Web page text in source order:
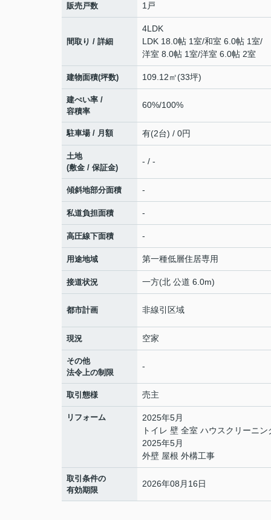
販売戸数 1戸
間取り / 詳細
4LDK
LDK 18.0帖 1室/和室 6.0帖 1室/
洋室 8.0帖 1室/洋室 6.0帖 2室
建物面積(坪数) 109.12㎡(33坪)
建ぺい率 /
容積率
60%/100%
駐車場 / 月額 有(2台) / 0円
土地
(敷金 / 保証金)
- / -
傾斜地部分面積 -
私道負担面積 -
高圧線下面積 -
用途地域 第一種低層住居専用
接道状況 一方(北 公道 6.0m)
都市計画 非線引区域
現況 空家
その他
法令上の制限
-
取引態様 売主
リフォーム
2025年5月
トイレ 壁 全室 ハウスクリーニン
2025年5月
外壁 屋根 外構工事
取引条件の
有効期限
2026年08月16日